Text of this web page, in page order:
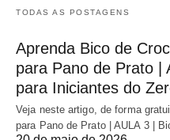
TODAS AS POSTAGENS
Aprenda Bico de
para Pano de Prato |
para Iniciantes do
Veja neste artigo, de forma
para Pano de Prato | AULA 3 |